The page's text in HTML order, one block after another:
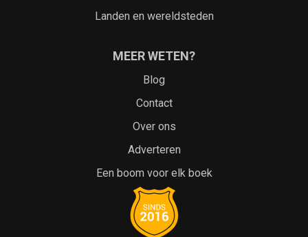
Landen en wereldsteden
MEER WETEN?
Blog
Contact
Over ons
Adverteren
Een boom voor elk boek